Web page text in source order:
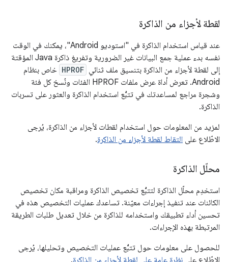
لقطة لأجزاء من الذاكرة
عند قياس استخدام الذاكرة في "استوديو Android"، يمكنك في الوقت
نفسه بدء عملية جمع البيانات غير الضرورية وتفريغ ذاكرة Java المؤقتة
إلى لقطة لأجزاء من الذاكرة بتنسيق ملف ثنائي HPROF خاص بنظام
Android. تعرض أداة عرض ملفات HPROF الفئات ونُسخ كل فئة
وشجرة مراجع لمساعدتك في تتبُّع استخدام الذاكرة والعثور على تسربات
الذاكرة.
لمزيد من المعلومات حول استخدام لقطات لأجزاء من الذاكرة، يُرجى
الاطّلاع على التقاط لقطة لأجزاء من الذاكرة.
محلّل الذاكرة
استخدِم محلّل الذاكرة لتتبُّع تخصيص الذاكرة ومراقبة مكان تخصيص
الكائنات عند تنفيذ إجراءات معيّنة. تساعدك عمليات التخصيص هذه في
تحسين أداء تطبيقك واستخدامه للذاكرة من خلال تعديل طلبات الطريقة
المرتبطة بهذه الإجراءات.
للحصول على معلومات حول تتبُّع عمليات التخصيص وتحليلها، يُرجى
الاطّلاع على نظرة عامة على لقطة لأجزاء من الذاكرة.